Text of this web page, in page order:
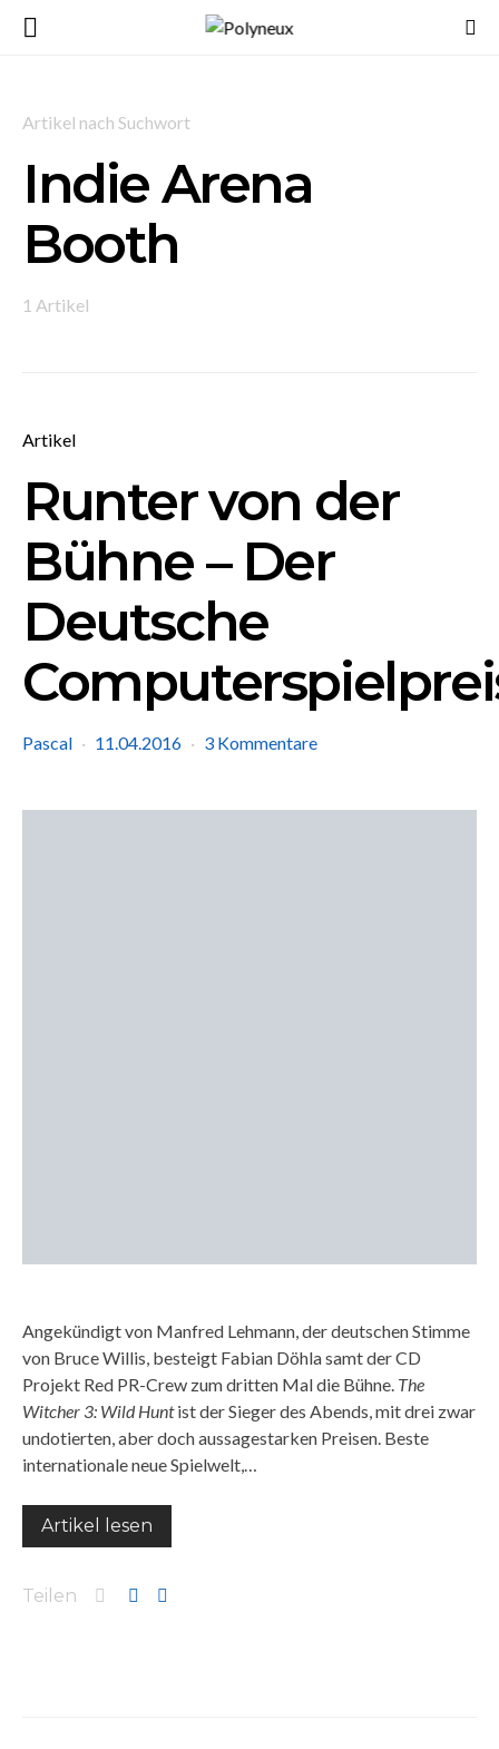
Artikel nach Suchwort
Indie Arena
Booth
1 Artikel
Artikel
Runter von der
Bühne – Der
Deutsche
Pascal 11.04.2016 3 Kommentare
Angekündigt von Manfred Lehmann, der deutschen Stimme
von Bruce Willis, besteigt Fabian Döhla samt der CD
Projekt Red PR-Crew zum dritten Mal die Bühne. The
Witcher 3: Wild Huntist der Sieger des Abends, mit drei zwar
undotierten, aber doch aussagestarken Preisen. Beste
internationale neue Spielwelt,…
Artikel lesen
Teilen